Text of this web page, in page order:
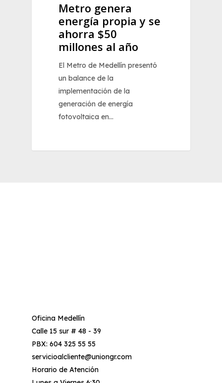
Metro genera
energía propia y se
ahorra $50
millones al año
El Metro de Medellín presentó
un balance de la
implementación de la
generación de energía
fotovoltaica en…
Oficina Medellín
Calle 15 sur # 48 - 39
PBX: 604 325 55 55
servicioalcliente@uniongr.com
Horario de Atención